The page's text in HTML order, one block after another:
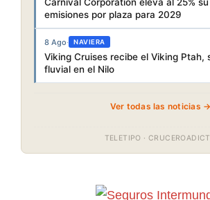
Carnival Corporation eleva al 25%
emisiones por plaza para 2029
8 Ago· NAVIERA
Viking Cruises recibe el Viking Ptah,
fluvial en el Nilo
Ver todas las noticias →
TELETIPO ·